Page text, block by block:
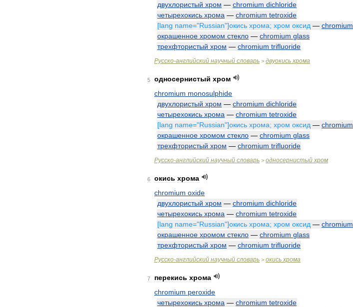
двухлористый хром — chromium dichloride
четырехокись хрома — chromium tetroxide
[lang name="Russian"]окись хрома; хром оксид — chromium
окрашенное хромом стекло — chromium glass
трехфтористый хром — chromium trifluoride
Русско-английский научный словарь > двуокись хрома
5 односернистый хром
chromium monosulphide
двухлористый хром — chromium dichloride
четырехокись хрома — chromium tetroxide
[lang name="Russian"]окись хрома; хром оксид — chromium
окрашенное хромом стекло — chromium glass
трехфтористый хром — chromium trifluoride
Русско-английский научный словарь > односернистый хром
6 окись хрома
chromium oxide
двухлористый хром — chromium dichloride
четырехокись хрома — chromium tetroxide
[lang name="Russian"]окись хрома; хром оксид — chromium
окрашенное хромом стекло — chromium glass
трехфтористый хром — chromium trifluoride
Русско-английский научный словарь > окись хрома
7 перекись хрома
chromium peroxide
четырехокись хрома — chromium tetroxide